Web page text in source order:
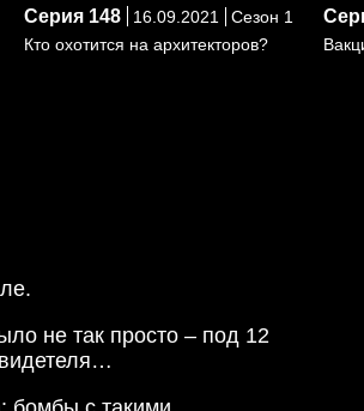
Серия 148 16.09.2021
Сезон 1
Кто охотится на архитекторов?
не так просто – под 12